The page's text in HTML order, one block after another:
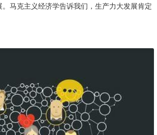
马克主义经济学告诉我们，生产力大发展肯定